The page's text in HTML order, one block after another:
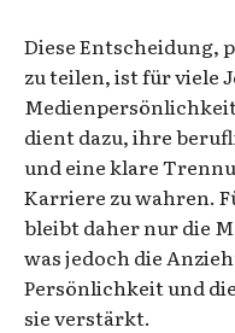
Diese Entscheidung,
zu teilen, ist für viele
dient dazu, ihre
und eine klare
Karriere zu wahren.
bleibt daher nur die
was jedoch die
Persönlichkeit und
sie verstärkt.